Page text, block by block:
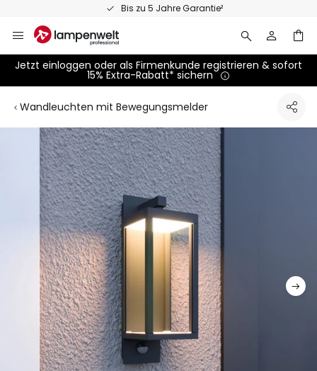
Bis zu 5 Jahre Garantie²
Inhalt
springen
Jetzt einloggen oder als Firmenkunde registrieren & sofort
15% Extra-Rabatt* sichern
Wandleuchten mit Bewegungsmelder
Bildgalerie
springen